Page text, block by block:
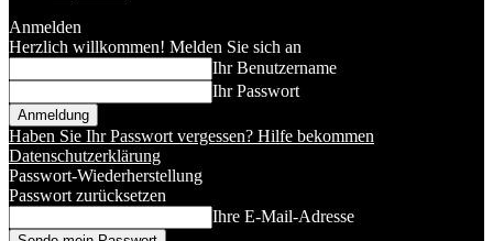
Anmelden
Herzlich willkommen! Melden Sie sich an
Ihr Benutzername
Ihr Passwort
Haben Sie Ihr Passwort vergessen? Hilfe bekommen
Datenschutzerklärung
Passwort-Wiederherstellung
Passwort zurücksetzen
Ihre E-Mail-Adresse